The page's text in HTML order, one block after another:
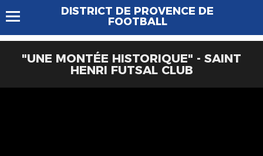
DISTRICT DE PROVENCE DE
FOOTBALL
"UNE MONTÉE HISTORIQUE" - SAINT
HENRI FUTSAL CLUB